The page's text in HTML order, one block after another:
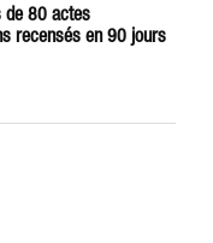
de 80 actes
recensés en 90 jours